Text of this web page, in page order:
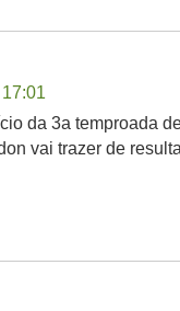
da 3a temproada
vai trazer de